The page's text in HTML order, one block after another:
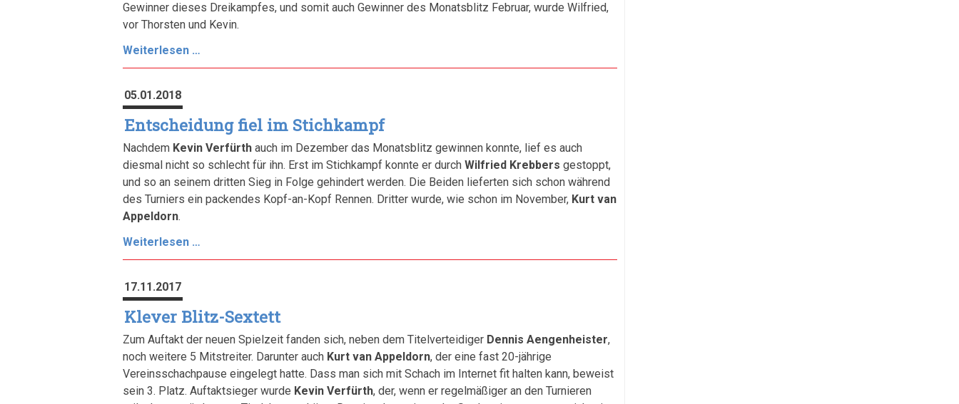
Gewinner dieses Dreikampfes, und somit auch Gewinner des Monatsblitz Februar, wurde Wilfried,
vor Thorsten und Kevin.
Weiterlesen …
fiel
der
Verlängerung
05.01.2018
Entscheidung fiel im Stichkampf
Nachdem Kevin Verfürth auch im Dezember das Monatsblitz gewinnen konnte, lief es auch
diesmal nicht so schlecht für ihn. Erst im Stichkampf konnte er durch Wilfried Krebbers gestoppt,
und so an seinem dritten Sieg in Folge gehindert werden. Die Beiden lieferten sich schon während
des Turniers ein packendes Kopf-an-Kopf Rennen. Dritter wurde, wie schon im November, Kurt van
Appeldorn.
Weiterlesen …
fiel
17.11.2017
Klever Blitz-Sextett
Zum Auftakt der neuen Spielzeit fanden sich, neben dem Titelverteidiger Dennis Aengenheister,
noch weitere 5 Mitstreiter. Darunter auch Kurt van Appeldorn, der eine fast 20-jährige
Vereinsschachpause eingelegt hatte. Dass man sich mit Schach im Internet fit halten kann, beweist
sein 3. Platz. Auftaktsieger wurde Kevin Verfürth, der, wenn er regelmäßiger an den Turnieren